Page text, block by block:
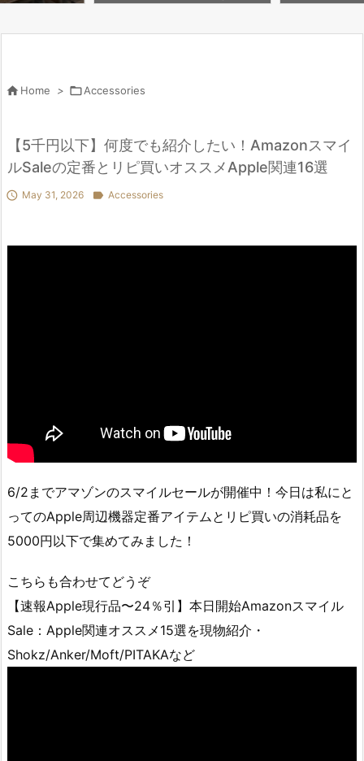
 Home > Accessories
【5千円以下】何度でも紹介したい！Amazonスマイ
ルSaleの定番とリピ買いオススメApple関連16選
 May 31, 2026  Accessories
6/2までアマゾンのスマイルセールが開催中！今日は私にと
ってのApple周辺機器定番アイテムとリピ買いの消耗品を
5000円以下で集めてみました！
こちらも合わせてどうぞ
【速報Apple現行品〜24％引】本日開始Amazonスマイル
Sale：Apple関連オススメ15選を現物紹介・
Shokz/Anker/Moft/PITAKAなど